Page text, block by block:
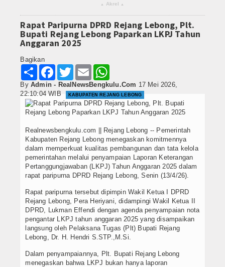
▴ Akrel ▴
Rapat Paripurna DPRD Rejang Lebong, Plt.
Bupati Rejang Lebong Paparkan LKPJ Tahun
Anggaran 2025
Bagikan
Share Facebook
Twitter Email
By Admin - RealNewsBengkulu.Com 17 Mei 2026,
22:10:04 WIB
KABUPATEN REJANG LEBONG
Realnewsbengkulu.com || Rejang Lebong -- Pemerintah
Kabupaten Rejang Lebong menegaskan komitmennya
dalam memperkuat kualitas pembangunan dan tata kelola
pemerintahan melalui penyampaian Laporan Keterangan
Pertanggungjawaban (LKPJ) Tahun Anggaran 2025 dalam
rapat paripurna DPRD Rejang Lebong, Senin (13/4/26).
Rapat paripurna tersebut dipimpin Wakil Ketua I DPRD
Rejang Lebong, Pera Heriyani, didampingi Wakil Ketua II
DPRD, Lukman Effendi dengan agenda penyampaian nota
pengantar LKPJ tahun anggaran 2025 yang disampaikan
langsung oleh Pelaksana Tugas (Plt) Bupati Rejang
Lebong, Dr. H. Hendri S.STP.,M.Si.
Dalam penyampaiannya, Plt. Bupati Rejang Lebong
menegaskan bahwa LKPJ bukan hanya laporan